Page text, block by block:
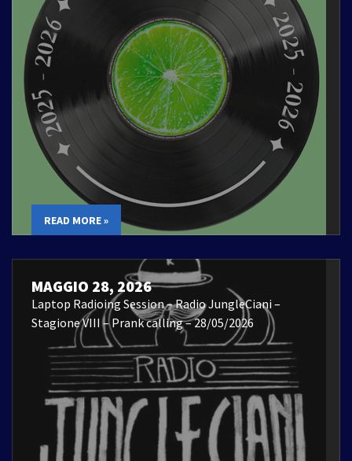
READ MORE »
MAGGIO 28, 2026
Laptop Radioing Session – Radio JungleCiani –
Stagione VIII – Prank calling – 28/05/2026